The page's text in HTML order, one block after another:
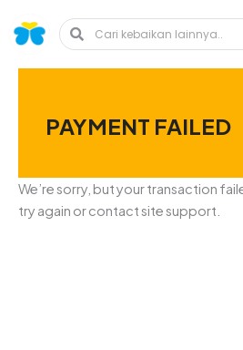
SearchSearch
PAYMENT FAILED
We’re sorry, but your transaction
try again or contact site support.